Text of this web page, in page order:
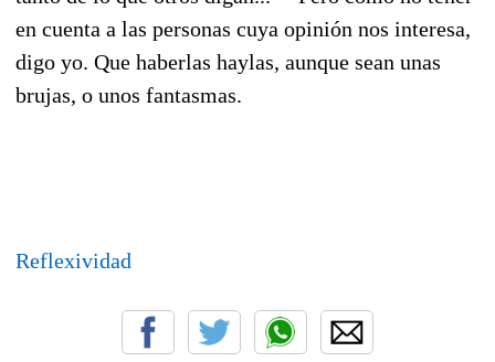
en cuenta a las personas cuya opinión nos interesa,
digo yo. Que haberlas haylas, aunque sean unas
brujas, o unos fantasmas.
Reflexividad